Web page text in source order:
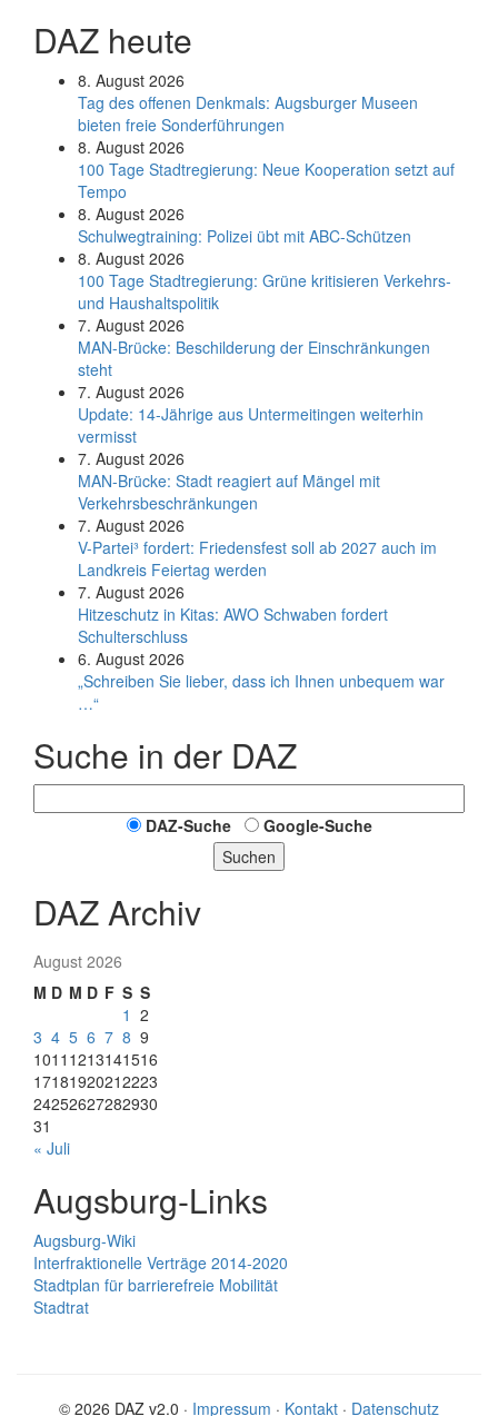
DAZ heute
8. August 2026
Tag des offenen Denkmals: Augsburger Museen
bieten freie Sonderführungen
8. August 2026
100 Tage Stadtregierung: Neue Kooperation setzt auf
Tempo
8. August 2026
Schul­weg­trai­ning: Poli­zei übt mit ABC-Schüt­zen
8. August 2026
100 Tage Stadtregierung: Grüne kritisieren Verkehrs-
und Haushaltspolitik
7. August 2026
MAN-Brücke: Beschilderung der Einschränkungen
steht
7. August 2026
Update: 14-Jährige aus Untermeitingen weiterhin
vermisst
7. August 2026
MAN-Brücke: Stadt reagiert auf Mängel mit
Verkehrsbeschränkungen
7. August 2026
V-Partei­³ fordert: Friedens­fest soll ab 2027 auch im
Land­kreis Feier­tag werden
7. August 2026
Hitzeschutz in Kitas: AWO Schwaben fordert
Schulterschluss
6. August 2026
„Schreiben Sie lieber, dass ich Ihnen unbequem war
…“
Suche in der DAZ
DAZ-Suche
Google-Suche
Suchen
DAZ Archiv
August 2026
M D M D F S S
1 2
3 4 5 6 7 8 9
1011 1213141516
17181920212223
24252627282930
31
« Juli
Augsburg-Links
Augsburg-Wiki
Interfraktionelle Verträge 2014-2020
Stadtplan für barrierefreie Mobilität
Stadtrat
© 2026 DAZ v2.0 · Impressum · Kontakt · Datenschutz